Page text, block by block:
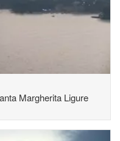
Margherita Ligure